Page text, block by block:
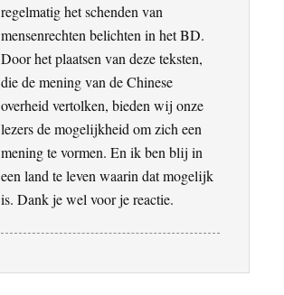
regelmatig het schenden van
mensenrechten belichten in het BD.
Door het plaatsen van deze teksten,
die de mening van de Chinese
overheid vertolken, bieden wij onze
lezers de mogelijkheid om zich een
mening te vormen. En ik ben blij in
een land te leven waarin dat mogelijk
is. Dank je wel voor je reactie.